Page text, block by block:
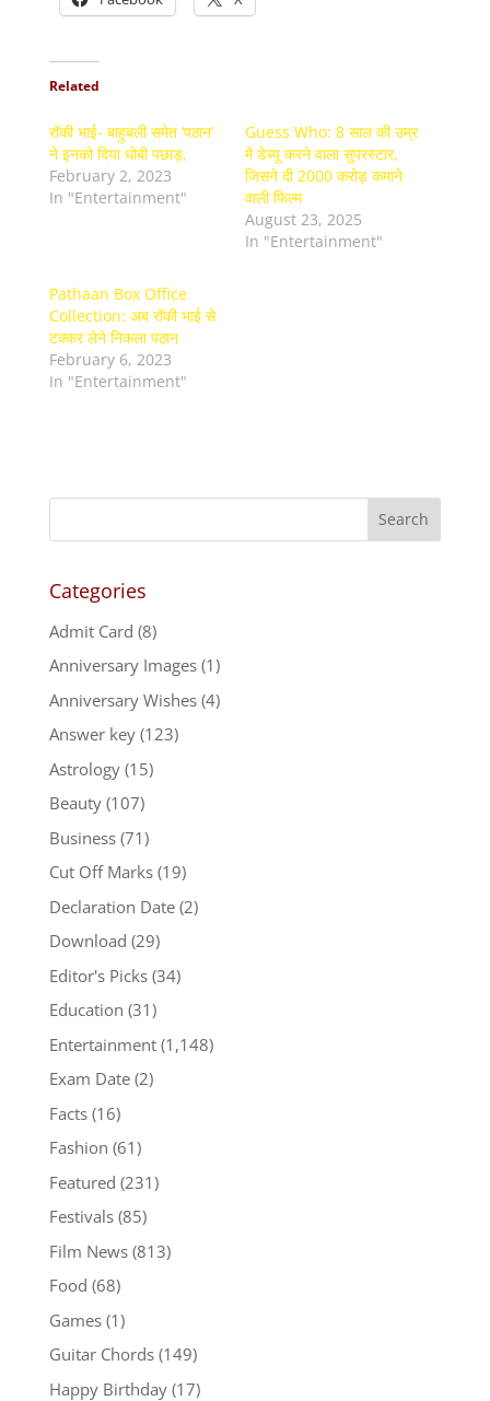
Related
रॉकी भाई- बाहुबली समेत ‘पठान’
ने इनको दिया धोबी पछाड़,
February 2, 2023
In "Entertainment"
Guess Who: 8 साल की उम्र
में डेब्यू करने वाला सुपरस्टार,
जिसने दी 2000 करोड़ कमाने
वाली फिल्म
August 23, 2025
In "Entertainment"
Pathaan Box Office
Collection: अब रॉकी भाई से
टक्कर लेने निकला पठान
February 6, 2023
In "Entertainment"
Categories
Admit Card (8)
Anniversary Images(1)
Anniversary Wishes(4)
Answer key(123)
Astrology(15)
Beauty(107)
Business(71)
Cut Off Marks(19)
Declaration Date(2)
Download (29)
Editor's Picks(34)
Education (31)
Entertainment(1,148)
Exam Date(2)
Facts(16)
Fashion (61)
Featured (231)
Festivals(85)
Film News(813)
Food (68)
Games(1)
Guitar Chords(149)
Happy Birthday(17)